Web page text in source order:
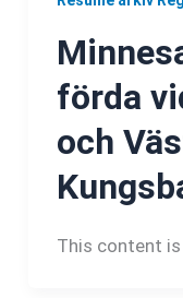
förda
och
This content